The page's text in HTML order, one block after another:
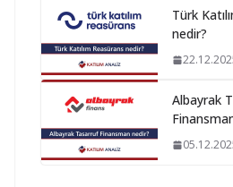
Türk
nedir?
Albayrak